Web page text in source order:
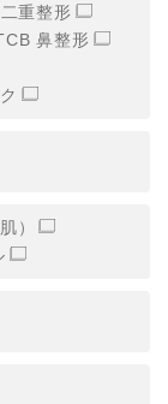
号
連して取得す
内容、ご利用
の利用状況に
る情報
バイダ等の第
重整形
鼻整形
）